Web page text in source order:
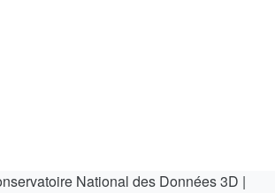
National des Données 3D |